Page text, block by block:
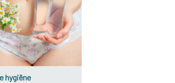
hygiëne